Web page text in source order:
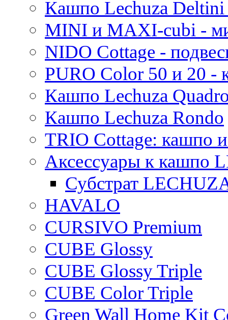
Кашпо Lechuza
MINI и MAXI-cubi -
NIDO Cottage -
PURO Color 50 и 20
Кашпо Lechuza
Кашпо Lechuza Rondo
TRIO Cottage: кашпо
Аксессуары к кашпо
Субстрат
HAVALO
CURSIVO Premium
CUBE Glossy
CUBE Glossy Triple
CUBE Color Triple
Green Wall Home Kit